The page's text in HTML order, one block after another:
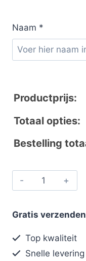
Naam *
Productprijs:
Totaal opties:
Bestelling
Gratis
Top kwaliteit
Snelle levering